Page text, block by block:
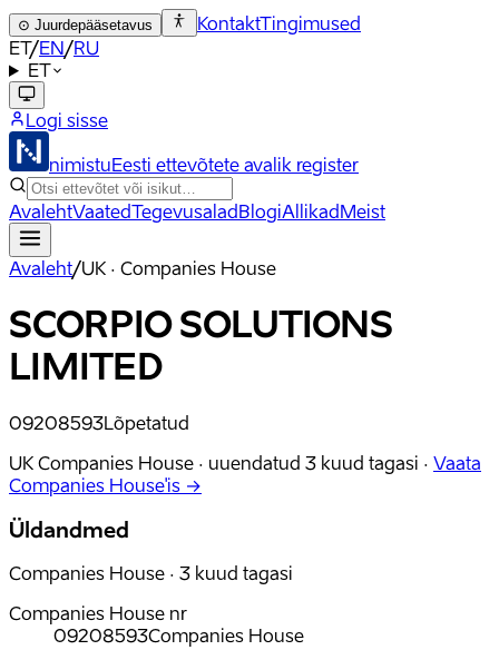
⊙ Juurdepääsetavus KontaktTingimused
ET/EN/RU
ET
Logi sisse
nimistuEesti ettevõtete avalik register
AvalehtVaatedTegevusaladBlogiAllikadMeist
Avaleht/UK · Companies House
SCORPIO SOLUTIONS
LIMITED
09208593Lõpetatud
UK Companies House · uuendatud 3 kuud tagasi · Vaata
Companies House'is →
Üldandmed
Companies House · 3 kuud tagasi
Companies House nr
09208593Companies House